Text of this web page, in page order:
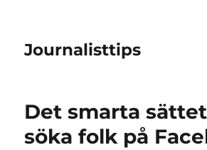
Journalisttips
Det smarta
söka folk på